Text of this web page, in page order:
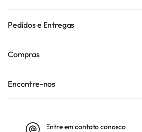
Pedidos e Entregas
Compras
Encontre-nos
Entre em contato conosco